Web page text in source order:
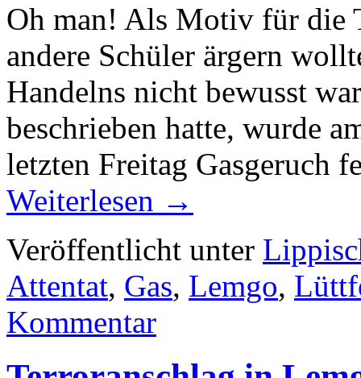
Oh man! Als Motiv für die
andere Schüler ärgern
Handelns nicht bewusst
beschrieben hatte, wurde
letzten Freitag Gasgeruch
Weiterlesen →
Veröffentlicht unter
Attentat, Gas, Lemgo,
Kommentar